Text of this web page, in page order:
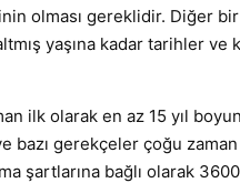
olması gereklidir. Diğer
yaşına kadar tarihler ve
ilk olarak en az 15 yıl
bazı gerekçeler çoğu
şartlarına bağlı olarak